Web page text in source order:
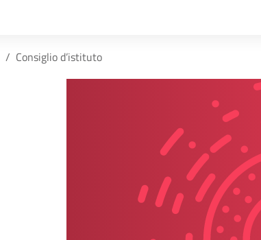
Consiglio d’istituto